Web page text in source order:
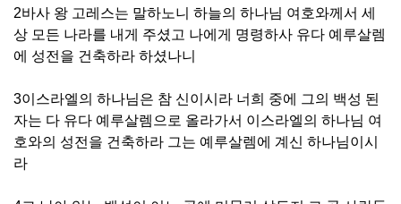
2바사 왕 고레스는 말하노니 하늘의 하나님 여호와께서 세
상 모든 나라를 내게 주셨고 나에게 명령하사 유다 예루살렘
에 성전을 건축하라 하셨나니
3이스라엘의 하나님은 참 신이시라 너희 중에 그의 백성 된
자는 다 유다 예루살렘으로 올라가서 이스라엘의 하나님 여
호와의 성전을 건축하라 그는 예루살렘에 계신 하나님이시
라